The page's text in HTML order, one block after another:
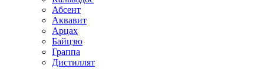
Абсент
Аквавит
Арцах
Байцзю
Граппа
Дистиллят